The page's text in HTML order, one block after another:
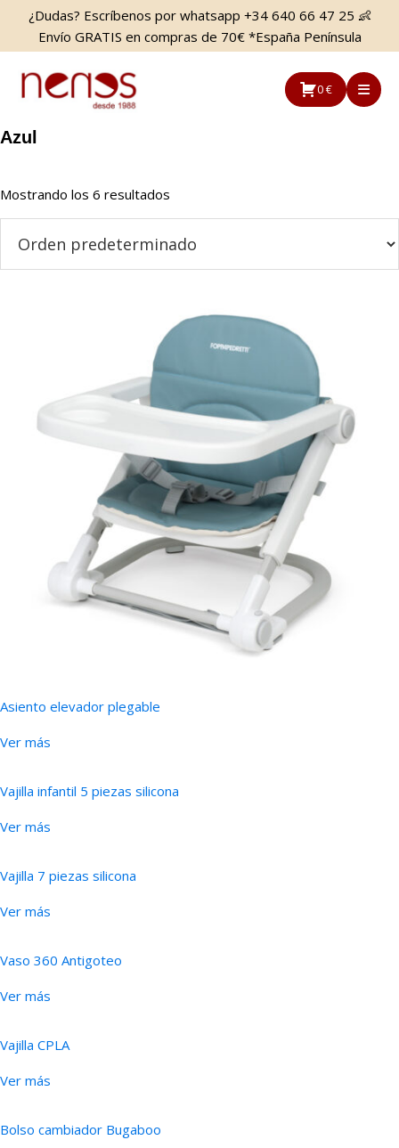
Saltar
contenido
principal
Saltar
la
barra
lateral
¿Dudas? Escríbenos por whatsapp +34 640 66 47 25 👶
Envío GRATIS en compras de 70€ *España Península
0 €
Azul
Mostrando los 6 resultados
Asiento elevador plegable
Ver más
Vajilla infantil 5 piezas silicona
Ver más
Vajilla 7 piezas silicona
Ver más
Vaso 360 Antigoteo
Ver más
Vajilla CPLA
Ver más
Bolso cambiador Bugaboo